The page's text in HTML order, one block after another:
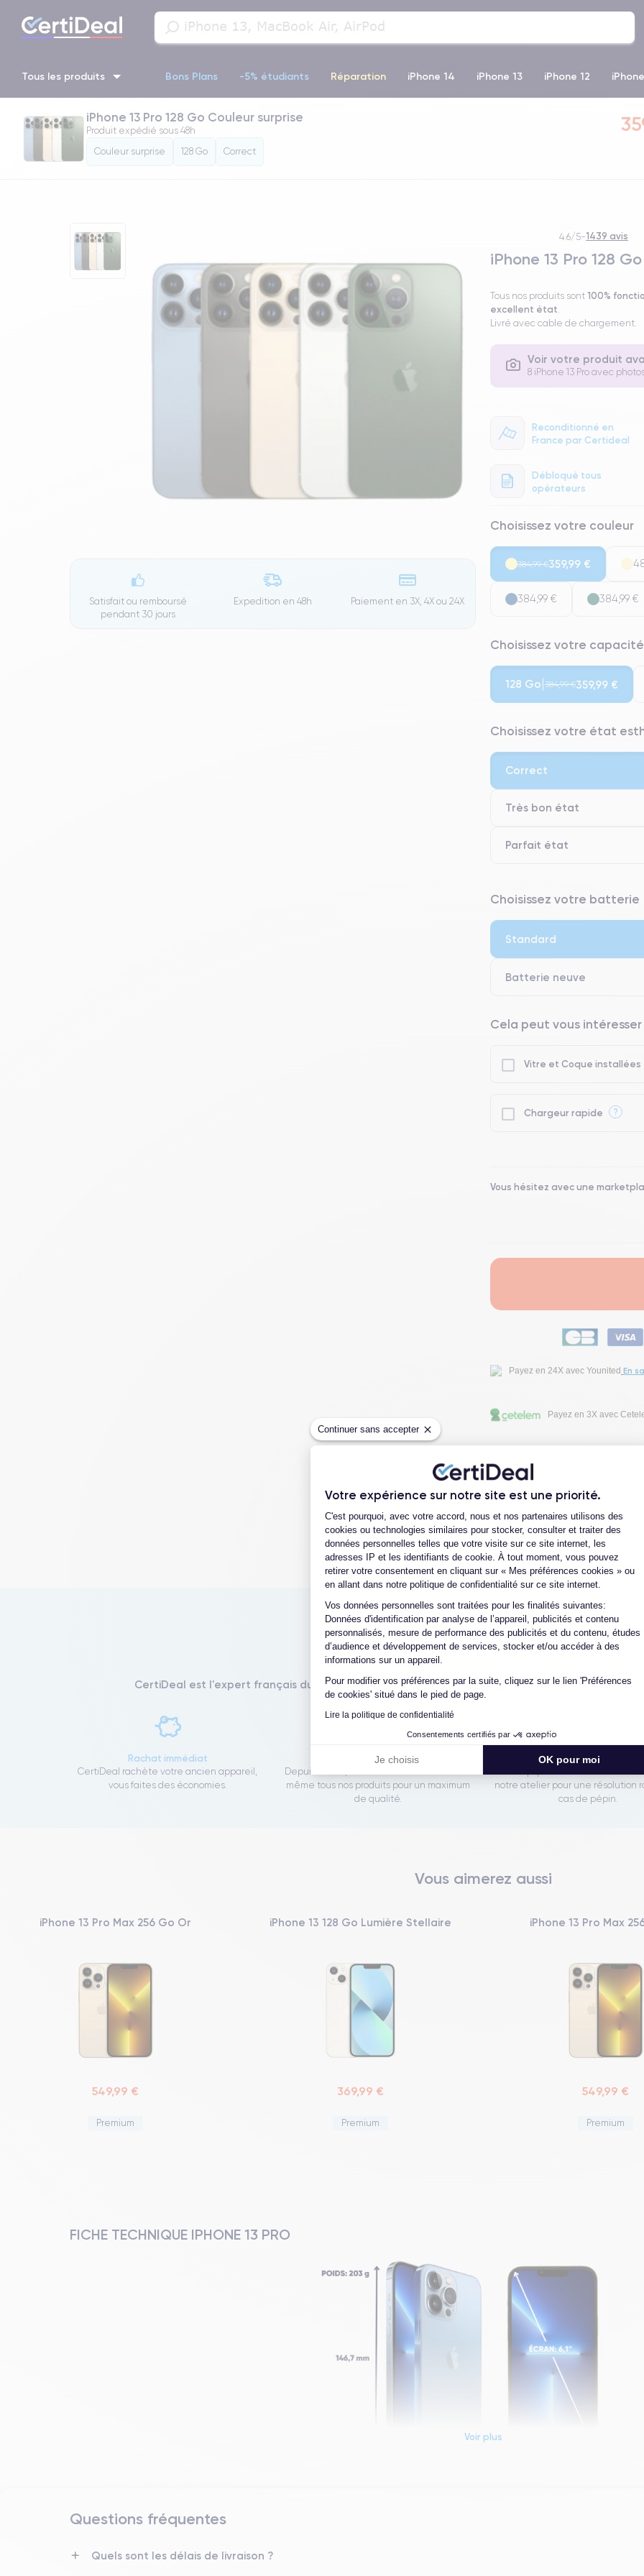
Continuer sans accepter
Votre expérience sur notre site est une priorité.
Plateforme de Gestion du
C'est pourquoi, avec votre accord, nous et nos partenaires utilisons des
cookies ou technologies similaires pour stocker, consulter et traiter des
données personnelles telles que votre visite sur ce site internet, les
adresses IP et les identifiants de cookie. À tout moment, vous pouvez
retirer votre consentement en cliquant sur « Mes préférences cookies » ou
en allant dans notre politique de confidentialité sur ce site internet.
Vos données personnelles sont traitées pour les finalités suivantes:
Données d'identification par analyse de l’appareil, publicités et contenu
personnalisés, mesure de performance des publicités et du contenu, études
d’audience et développement de services, stocker et/ou accéder à des
informations sur un appareil.
Pour modifier vos préférences par la suite, cliquez sur le lien 'Préférences
de cookies' situé dans le pied de page.
Lire la politique de confidentialité
Consentements certifiés par
Je choisis OK pour moi
Axeptio consent
Tous les produits Bons Plans -5% étudiants Réparation iPhone 14 iPhone 13 iPhone 12
iPhone 16 iPhone 14 Pro iPhone 13 Pro iPhone 13 Pro Max
iPhone 11 Pro
iPhone 13 Pro 128 Go Couleur surprise
Produit expédié sous 48h
Couleur surprise
128 Go Correct
Satisfait ou remboursé
pendant 30 jours
Expedition en 48h Paiement en 3X, 4X ou 24X
4.6/5-1439 avis
iPhone 13 Pro 128
Tous nos produits sont 100%
excellent état.
Livré avec cable de chargement.
Voir votre produit
8 iPhone 13 Pro avec
Reconditionné en
France par Certideal
Débloqué tous
opérateurs
Choisissez votre couleur
384,99 €359,99 €
384,99 € 384,99 €
Choisissez votre capacité
128 Go 384,99 €359,99 €
Choisissez votre état
Correct
Très bon état
Parfait état
⭐ Premium
● Batterie : usage intensif.
Choisissez votre batterie
Standard
Batterie neuve
Cela peut vous intéresser
Vitre et Coque installées
Chargeur rapide ?
Vous hésitez avec une
Payez en 24X avec Younited En
Payez en 3X avec
Avis clients
Questions fréquentes
Les garanties CertiDeal
CertiDeal est l'expert français du reconditionné. En achetant ici, vous bénéficiez de garanties
Rachat immédiat
CertiDeal rachète votre ancien appareil,
vous faites des économies.
L'expert du reconditionné
Depuis 10 ans, nous reconditionnons nous-
même tous nos produits pour un maximum
de qualité.
Un SAV proche et en
Nos équipes sont en contact
notre atelier pour une résolution
cas de pépin.
Vous aimerez aussi
iPhone 13 Pro Max 256 Go Or
549,99 €
Premium
iPhone 13 128 Go Lumière Stellaire
369,99 €
Premium
iPhone 13 Pro Max
549,99 €
Premium
FICHE TECHNIQUE IPHONE 13 PRO
14/09/2021
Voir plus
Questions fréquentes
Quels sont les délais de livraison ?